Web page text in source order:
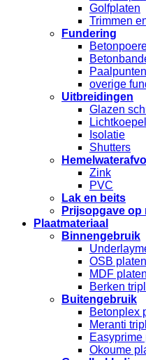
Golfplaten
Trimmen
Fundering
Paalpunten
overige
Uitbreidingen
Glazen
Isolatie
Shutters
Zink
PVC
Lak en beits
Prijsopgave op
Plaatmateriaal
Binnengebruik
OSB platen
MDF platen
Berken
Buitengebruik
Betonplex
Meranti
Easyprime
Okoume